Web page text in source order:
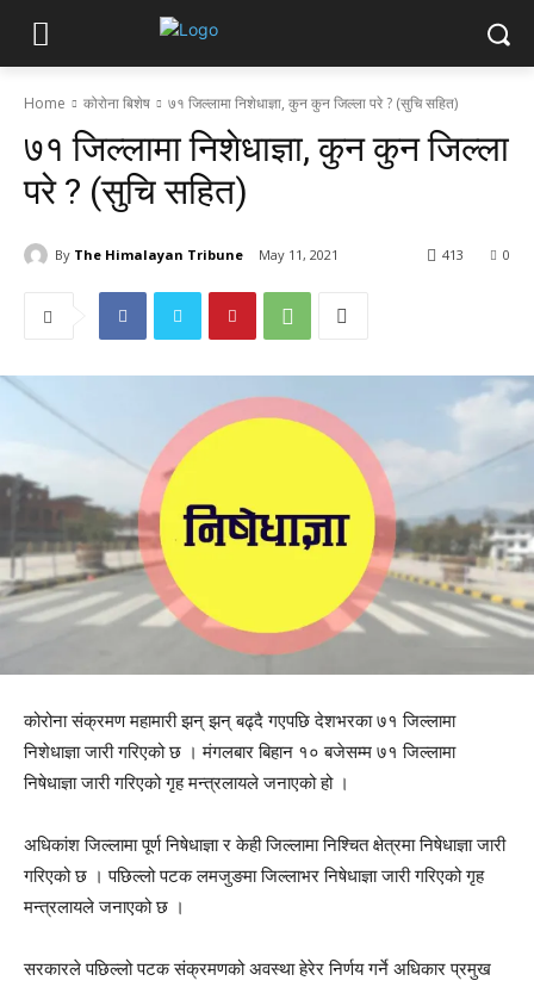
Home कोरोना बिशेष ७१ जिल्लामा निशेधाज्ञा, कुन कुन जिल्ला परे ? (सुचि सहित)
७१ जिल्लामा निशेधाज्ञा, कुन कुन जिल्ला
परे ? (सुचि सहित)
By The Himalayan Tribune May 11, 2021 0
413
कोरोना संक्रमण महामारी झन् झन् बढ्दै गएपछि देशभरका ७१ जिल्लामा
निशेधाज्ञा जारी गरिएको छ । मंगलबार बिहान १० बजेसम्म ७१ जिल्लामा
निषेधाज्ञा जारी गरिएको गृह मन्त्रलायले जनाएको हो ।
अधिकांश जिल्लामा पूर्ण निषेधाज्ञा र केही जिल्लामा निश्चित क्षेत्रमा निषेधाज्ञा जारी
गरिएको छ । पछिल्लो पटक लमजुङमा जिल्लाभर निषेधाज्ञा जारी गरिएको गृह
मन्त्रलायले जनाएको छ ।
सरकारले पछिल्लो पटक संक्रमणको अवस्था हेरेर निर्णय गर्ने अधिकार प्रमुख